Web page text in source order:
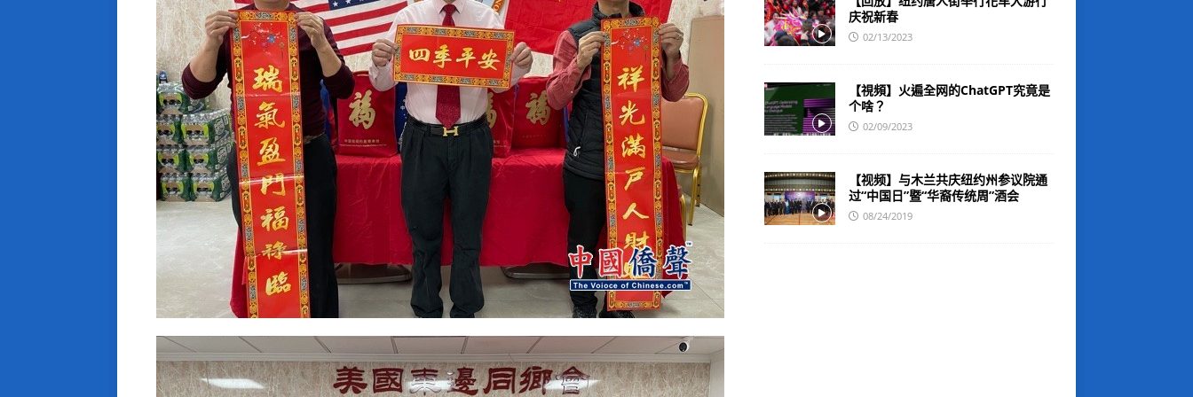
庆祝新春
02/13/2023
【視頻】火遍全网的ChatGPT究竟是
个啥？
02/09/2023
【视频】与木兰共庆纽约州参议院通
过“中国日”暨“华裔传统周”酒会
08/24/2019